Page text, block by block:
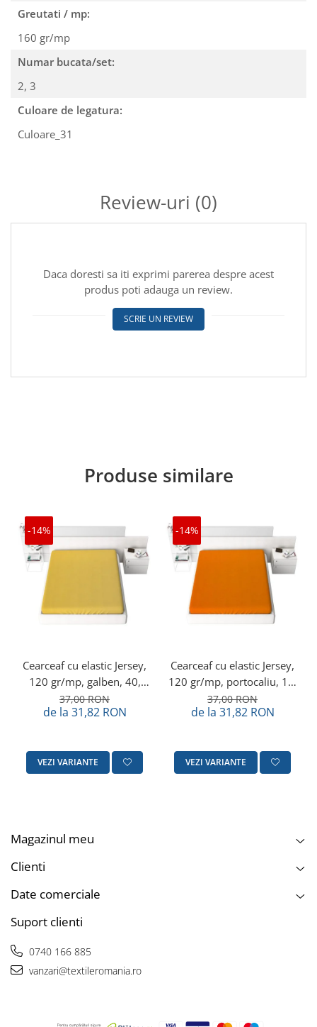
Greutati / mp:
160 gr/mp
Numar bucata/set:
2, 3
Culoare de legatura:
Culoare_31
Review-uri (0)
Daca doresti sa iti exprimi parerea despre acest
produs poti adauga un review.
SCRIE UN REVIEW
Produse similare
-14%
Cearceaf cu elastic Jersey,
120 gr/mp, galben, 40,
100% bumbac, Gecor
37,00 RON
de la 31,82 RON
VEZI VARIANTE
-14%
Cearceaf cu elastic Jersey,
120 gr/mp, portocaliu, 15,
100% bumbac, Gecor
37,00 RON
de la 31,82 RON
VEZI VARIANTE
Magazinul meu
Clienti
Date comerciale
Suport clienti
0740 166 885
vanzari@textileromania.ro